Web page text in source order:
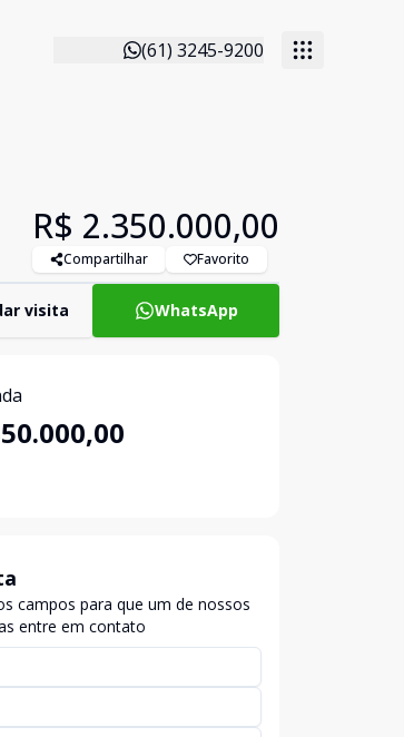
(61) 3245-9200
R$ 2.350.000,00
Compartilhar Favorito
visita WhatsApp
campos para que um de nossos
entre em contato